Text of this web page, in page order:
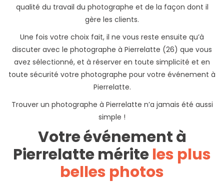
qualité du travail du photographe et de la façon dont il
gère les clients.
Une fois votre choix fait, il ne vous reste ensuite qu’à
discuter avec le photographe à Pierrelatte (26) que vous
avez sélectionné, et à réserver en toute simplicité et en
toute sécurité votre photographe pour votre événement à
Pierrelatte.
Trouver un photographe à Pierrelatte n’a jamais été aussi
simple !
Votre événement à
Pierrelatte mériteles plus
belles photos